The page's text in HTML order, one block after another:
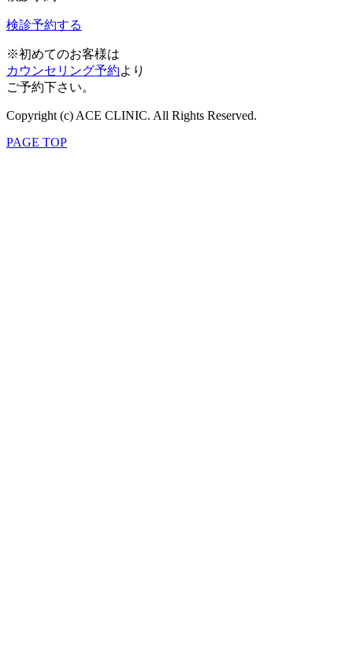
検診予約する
※初めてのお客様は
カウンセリング予約より
ご予約下さい。
Copyright (c) ACE CLINIC. All Rights Reserved.
PAGE TOP